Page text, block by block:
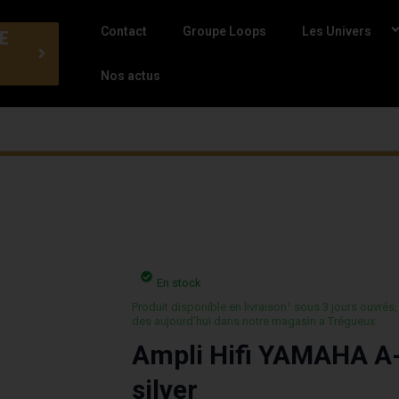
Contact Groupe Loops Les Univers
Nos actus
En stock
Produit disponible en livraison¹ sous 3 jours
des aujourd’hui dans notre magasin a Trégueux.
Ampli Hifi YAMAHA
silver